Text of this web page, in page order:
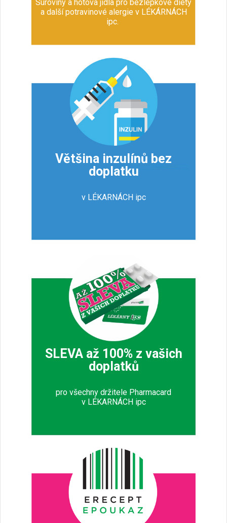
Suroviny a hotová jídla pro bezlepkové diety
a další potravinové alergie v LÉKÁRNÁCH
ipc.
Většina inzulínů bez
doplatku
v LÉKARNÁCH ipc
SLEVA až 100% z vašich
doplatků
pro všechny držitele Pharmacard
v LÉKARNÁCH ipc